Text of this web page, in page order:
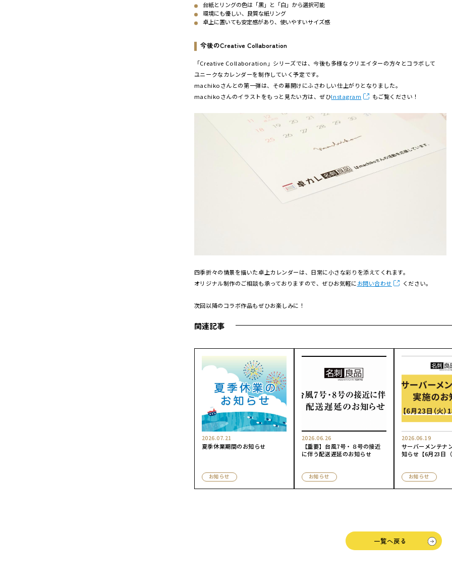
台紙とリングの色は「黒」と「白」から選択可能
環境にも優しい、良質な紙リング
卓上に置いても安定感があり、使いやすいサイズ感
今後のCreative Collaboration
「Creative Collaboration」シリーズでは、今後も多様なクリエイターの方々とコラボして
ユニークなカレンダーを制作していく予定です。
machikoさんとの第一弾は、その幕開けにふさわしい仕上がりとなりました。
machikoさんのイラストをもっと見たい方は、ぜひInstagram もご覧ください！
四季折々の情景を描いた卓上カレンダーは、日常に小さな彩りを添えてくれます。
オリジナル制作のご相談も承っておりますので、ぜひお気軽にお問い合わせ ください。
次回以降のコラボ作品もぜひお楽しみに！
関連記事
2026.07.21
夏季休業期間のお知らせ
お知らせ
2026.06.26
【重要】台風7号・８号の接近
に伴う配送遅延のお知らせ
お知らせ
2026.06.19
サーバーメンテナ
知らせ【6月23日
お知らせ
一覧へ戻る